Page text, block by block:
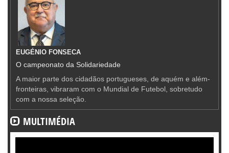
EUGÉNIO FONSECA
O campeonato da Solidariedade
A maior parte dos cidadãos portugueses, de aquém e além-
fronteiras, vibraram com o Mundial de Futebol, sobretudo
com a nossa seleção.
MULTIMÉDIA